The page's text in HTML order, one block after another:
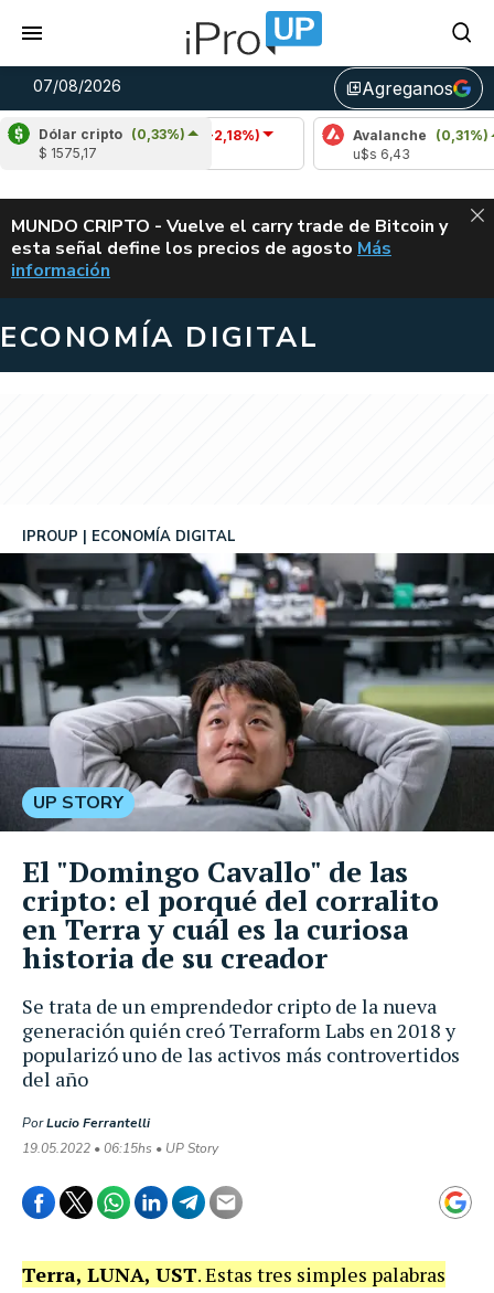
07/08/2026 library_addAgreganos
Dólar cripto (0,33%)
$ 1575,17
Cardano
(-2,18%)
u$s 0,20
Avalanche (0,31%)
ALERTA
MUNDO CRIPTO - Vuelve el carry trade de Bitcoin y
esta señal define los precios de agosto VUELVE EL
Más
información
ECONOMÍA DIGITAL
Se trata de un emprendedor cripto de la nueva
generación quién creó Terraform Labs en 2018 y
popularizó uno de las activos más controvertidos
del año
IPROUP ECONOMÍA DIGITAL
PorLucio Ferrantelli
19.05.2022 • 06:15hs • UP Story
UP STORY
El "Domingo Cavallo" de las
cripto: el porqué del corralito
en Terra y cuál es la curiosa
historia de su creador
Terra, LUNA, UST. Estas tres simples palabras